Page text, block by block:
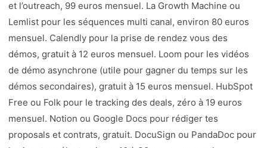
et l’outreach, 99 euros mensuel. La Growth Machine ou
Lemlist pour les séquences multi canal, environ 80 euros
mensuel. Calendly pour la prise de rendez vous des
démos, gratuit à 12 euros mensuel. Loom pour les vidéos
de démo asynchrone (utile pour gagner du temps sur les
démos secondaires), gratuit à 15 euros mensuel. HubSpot
Free ou Folk pour le tracking des deals, zéro à 19 euros
mensuel. Notion ou Google Docs pour rédiger tes
proposals et contrats, gratuit. DocuSign ou PandaDoc pour